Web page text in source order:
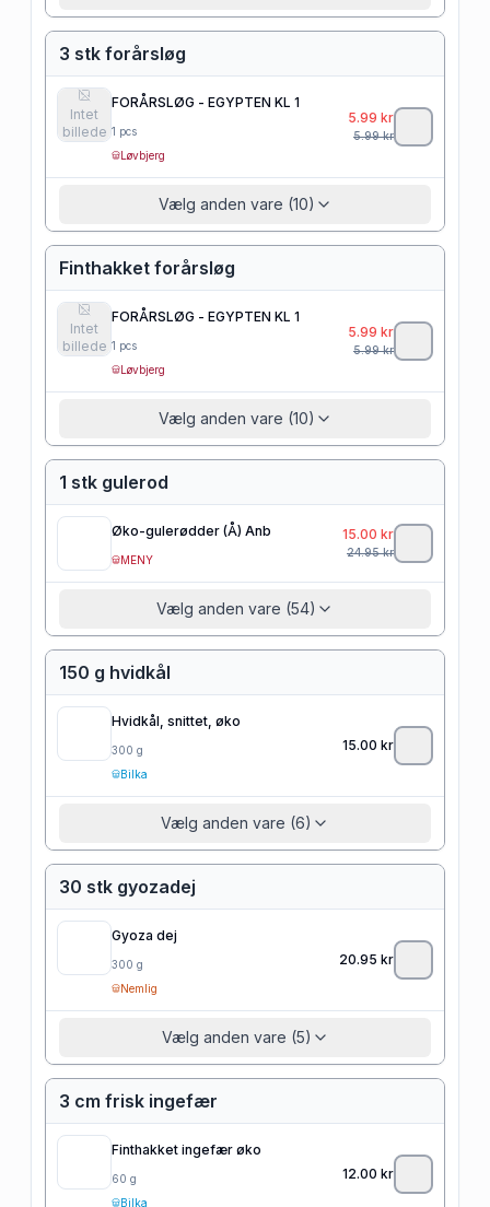
3 stk forårsløg
Intet
billede
FORÅRSLØG - EGYPTEN KL 1
1 pcs
Løvbjerg
5.99 kr
5.99kr
Vælg anden vare (10)
Finthakket forårsløg
Intet
billede
FORÅRSLØG - EGYPTEN KL 1
1 pcs
Løvbjerg
5.99 kr
5.99kr
Vælg anden vare (10)
1 stk gulerod
Øko-gulerødder (Å) Anb
MENY
15.00 kr
24.95kr
Vælg anden vare (54)
150 g hvidkål
Hvidkål, snittet, øko
300 g
Bilka
15.00 kr
Vælg anden vare (6)
30 stk gyozadej
Gyoza dej
300 g
Nemlig
20.95 kr
Vælg anden vare (5)
3 cm frisk ingefær
Finthakket ingefær øko
60 g
Bilka
12.00 kr